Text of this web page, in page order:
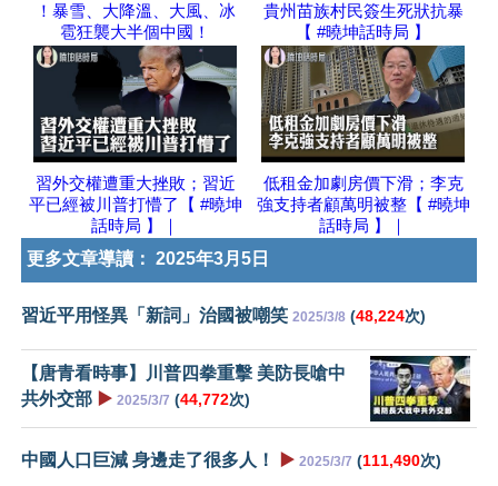
！暴雪、大降溫、大風、冰
雹狂襲大半個中國！
貴州苗族村民簽生死狀抗暴
【 #曉坤話時局 】
習外交權遭重大挫敗；習近
平已經被川普打懵了【 #曉坤
話時局 】｜
低租金加劇房價下滑；李克
強支持者顧萬明被整【 #曉坤
話時局 】｜
更多文章導讀： 2025年3月5日
習近平用怪異「新詞」治國被嘲笑 2025/3/8 (48,224次)
【唐青看時事】川普四拳重擊 美防長嗆中
共外交部 ▶️ 2025/3/7 (44,772次)
中國人口巨減 身邊走了很多人！ ▶️ 2025/3/7 (111,490次)